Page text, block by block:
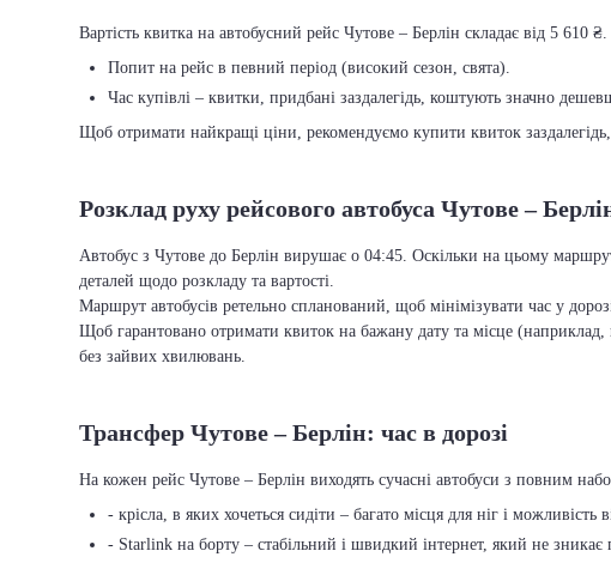
Вартість квитка на автобусний рейс Чутове – Берлін складає від 5 610
Попит на рейс в певний період (високий сезон, свята).
Час купівлі – квитки, придбані заздалегідь, коштують значно
Щоб отримати найкращі ціни, рекомендуємо купити квиток
Розклад руху рейсового автобуса Чутове –
Автобус з Чутове до Берлін вирушає о 04:45. Оскільки на цьому
деталей щодо розкладу та вартості.
Маршрут автобусів ретельно спланований, щоб мінімізувати час у
Щоб гарантовано отримати квиток на бажану дату та місце
без зайвих хвилювань.
Трансфер Чутове – Берлін: час в дорозі
На кожен рейс Чутове – Берлін виходять сучасні автобуси з повним
- крісла, в яких хочеться сидіти – багато місця для ніг і можливість
- Starlink на борту – стабільний і швидкий інтернет, який не зникає